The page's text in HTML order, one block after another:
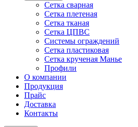
Сетка сварная
Сетка плетеная
Сетка тканая
Сетка ЦПВС
Системы ограждений
Сетка пластиковая
Сетка крученая Манье
Профили
О компании
Продукция
Прайс
Доставка
Контакты